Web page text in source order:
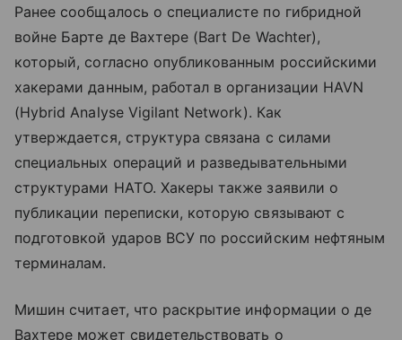
Ранее сообщалось о специалисте по гибридной
войне Бартe де Вахтере (Bart De Wachter),
который, согласно опубликованным российскими
хакерами данным, работал в организации HAVN
(Hybrid Analyse Vigilant Network). Как
утверждается, структура связана с силами
специальных операций и разведывательными
структурами НАТО. Хакеры также заявили о
публикации переписки, которую связывают с
подготовкой ударов ВСУ по российским нефтяным
терминалам.
Мишин считает, что раскрытие информации о де
Вахтере может свидетельствовать о